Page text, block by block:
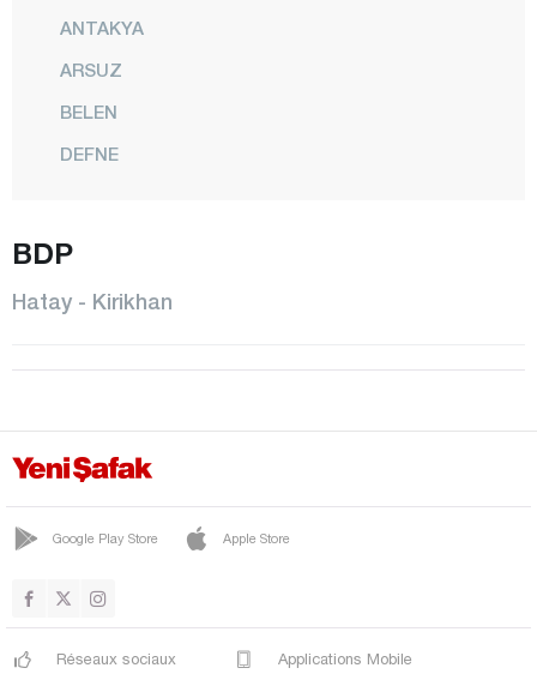
ANTAKYA
ARSUZ
BELEN
DEFNE
İSKENDERUN
KIRIKHAN
PAYAS
SAMANDAĞ
Iğdır
Isparta
BDP
Hatay - Kirikhan
Google Play Store Apple Store
Réseaux sociaux Applications Mobile